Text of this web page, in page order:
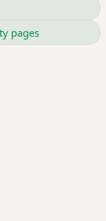
pages